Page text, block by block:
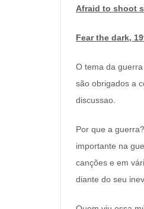
Afraid to shoot
Fear the dark,
O tema da
são obrigados a
discussao.
Por que a
importante na
canções e em
diante do seu